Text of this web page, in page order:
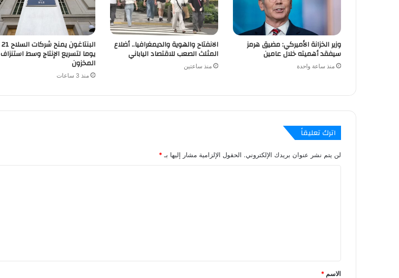
وزير الخزانة الأميركي: مضيق هرمز
سيفقد أهميته خلال عامين
منذ ساعة واحدة
الانفتاح والهوية والديمغرافيا.. أضلاع
المثلث الصعب للاقتصاد الياباني
منذ ساعتين
البنتاغون يمنح شركات السلاح 21
يوما لتسريع الإنتاج وسط استنزاف
المخزون
منذ 3 ساعات
اترك تعليقاً
لن يتم نشر عنوان بريدك الإلكتروني. الحقول الإلزامية مشار إليها بـ *
ق
الاسم *